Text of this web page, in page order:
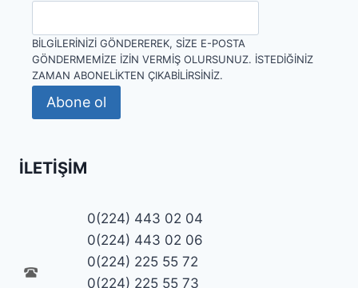
BILGILERINIZI GÖNDEREREK, SIZE E-POSTA
GÖNDERMEMIZE IZIN VERMIŞ OLURSUNUZ. İSTEDIĞINIZ
ZAMAN ABONELIKTEN ÇIKABILIRSINIZ.
Abone ol
İLETIŞIM
0(224) 443 02 04
0(224) 443 02 06
0(224) 225 55 72
0(224) 225 55 73